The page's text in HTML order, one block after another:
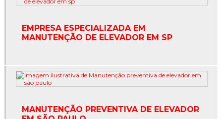
Embelezamento de elevadores
Empresa especializada em elevadores
EMPRESA ESPECIALIZADA EM
MANUTENÇÃO DE ELEVADOR EM SP
MANUTENÇÃO PREVENTIVA DE ELEVADOR